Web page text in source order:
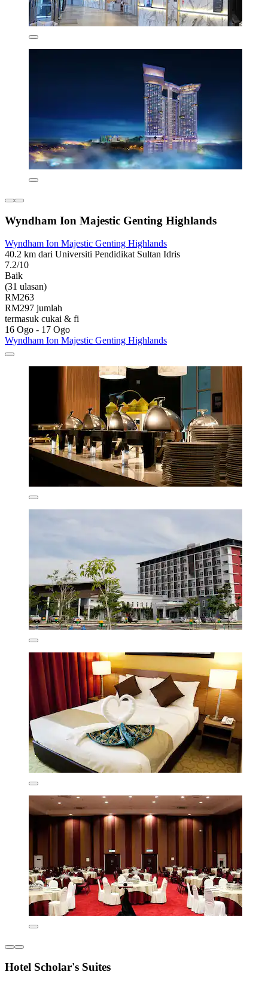
Wyndham Ion Majestic Genting Highlands
Wyndham Ion Majestic Genting Highlands
40.2 km dari Universiti Pendidikat Sultan Idris
7.2/10
Baik
(31 ulasan)
RM263
RM297 jumlah
termasuk cukai & fi
16 Ogo - 17 Ogo
Wyndham Ion Majestic Genting Highlands
Hotel Scholar's Suites